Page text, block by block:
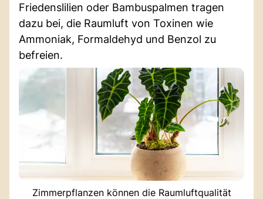
Friedenslilien oder Bambuspalmen tragen
dazu bei, die Raumluft von Toxinen wie
Ammoniak, Formaldehyd und Benzol zu
befreien.
Zimmerpflanzen können die Raumluftqualität